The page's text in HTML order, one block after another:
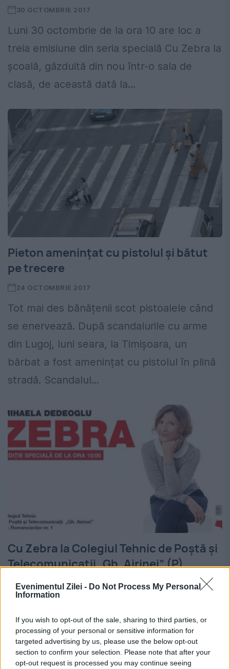
Evenimentul Zilei - Do Not Process My Personal
Information
If you wish to opt-out of the sale, sharing to third parties, or
processing of your personal or sensitive information for
targeted advertising by us, please use the below opt-out
section to confirm your selection. Please note that after your
opt-out request is processed you may continue seeing
30 OCTOMBRIE 2017
Luni 30 octombrie de la ora 10 are loc a
treia emisiune din seria specială Cu Zebra la
școală, găzduită din nou într-o sala de
clasă, de această dată la...
Pieton amenințat cu pistolul și bătut
pe trecere
24 OCTOMBRIE 2017
Tot mai des bănățenii scot pistoalele când
se enervează. După scandalurile cu arme
din Lugoj, luni seara, la Timișoara, un
bărbat a fost amenințat cu pistolul în plină
stradă. Scandalul...
Cu Zebra la Colegiul Tehnic de Poștă și
Telecomunicații „Gh. Airinei” (P)
12 OCTOMBRIE 2017
doua emisiune din seria specială Cu Zebra
la școală, găzduită de această dată într-o
sala de clasă a Colegiului Tehnic...